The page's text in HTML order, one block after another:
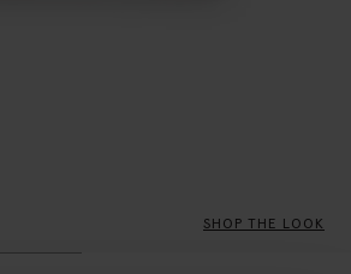
SHOP THE LOOK